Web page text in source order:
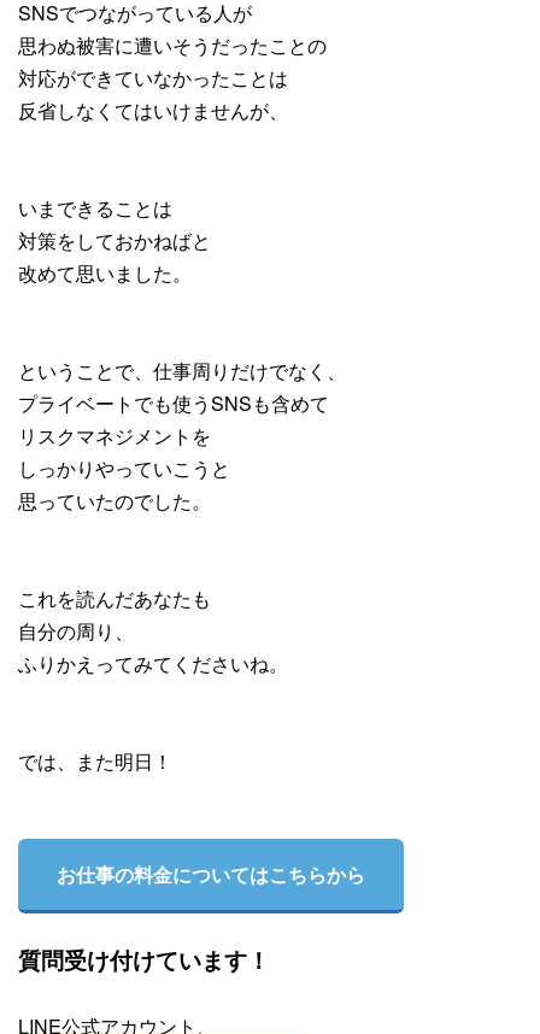
SNSでつながっている人が
思わぬ被害に遭いそうだったことの
対応ができていなかったことは
反省しなくてはいけませんが、
いまできることは
対策をしておかねばと
改めて思いました。
ということで、仕事周りだけでなく、
プライベートでも使うSNSも含めて
リスクマネジメントを
しっかりやっていこうと
思っていたのでした。
これを読んだあなたも
自分の周り、
ふりかえってみてくださいね。
では、また明日！
お仕事の料金についてはこちらから
質問受け付けています！
LINE公式アカウント、